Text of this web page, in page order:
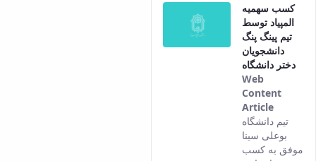
کسب سهمیه
المپیاد توسط
تیم پینگ پنگ
دانشجویان
دختر دانشگاه
Web
Content
Article
This
result
comes
تیم دانشگاه
بوعلی سینا
موفق به کسب